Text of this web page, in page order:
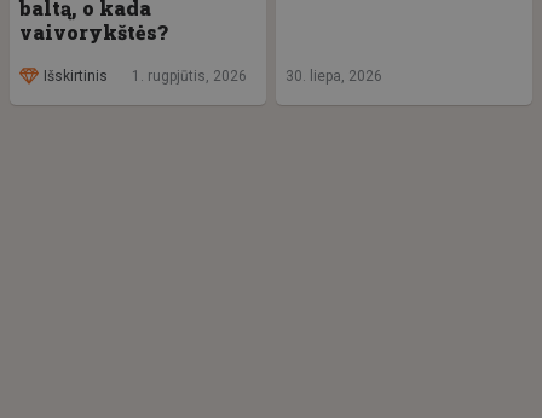
baltą, o kada
vaivorykštės?
Išskirtinis 1. rugpjūtis, 2026 30. liepa, 2026